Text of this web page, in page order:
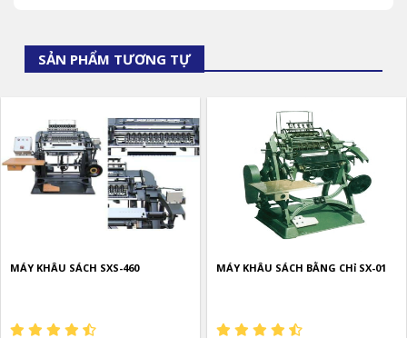
SẢN PHẨM TƯƠNG TỰ
MÁY KHÂU SÁCH SXS-460 MÁY KHÂU SÁCH BẰNG CHỉ SX-01